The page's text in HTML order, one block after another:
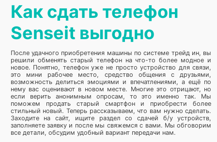
Как сдать телефон
Senseit выгодно
После удачного приобретения машины по системе трейд ин, вы
решили обменять старый телефон на что-то более модное и
новое. Понятно, телефон уже не просто устройство для связи,
это мини рабочее место, средство общения с друзьями,
возможность делиться эмоциями и впечатлениями, а ещё по
нему вас оценивают в новом месте. Многие это отрицают, но
если верить анонимным опросам, то это именно так. Мы
поможем продать старый смартфон и приобрести более
стильный новый. Теперь рассказываем, что вам нужно сделать.
Заходите на сайт, ищите раздел со сдачей б/у устройств,
заполняете заявку и после мы свяжемся с вами. Мы обговорим
все детали, обсудим удобный вариант передачи нам.